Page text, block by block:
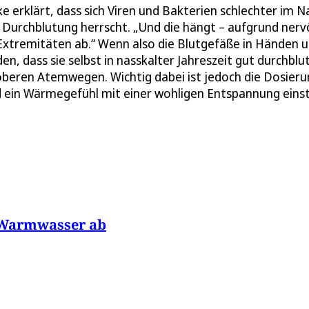
dass sich Viren und Bakterien schlechter im
herrscht. „Und die hängt – aufgrund
ab.“ Wenn also die Blutgefäße in Händen
dass sie selbst in nasskalter Jahreszeit gut
Atemwegen. Wichtig dabei ist jedoch die
Wärmegefühl mit einer wohligen Entspannung
ab